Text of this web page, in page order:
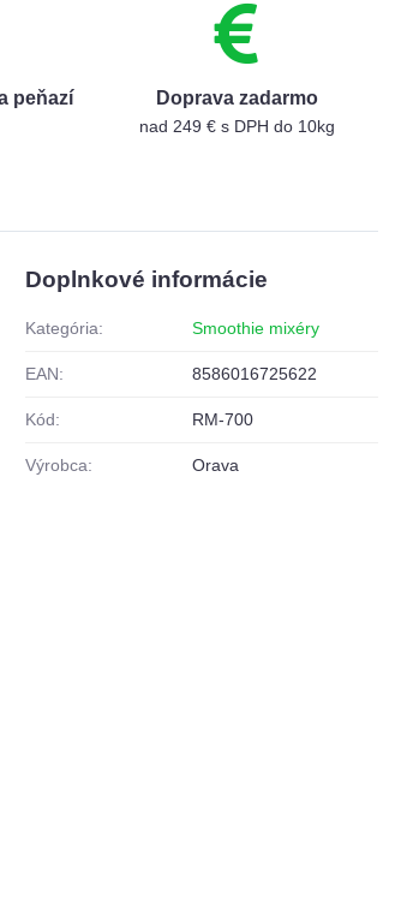
peňazí Doprava zadarmo
nad 249 € s DPH do 10kg
Doplnkové informácie
Kategória: Smoothie mixéry
EAN: 8586016725622
Kód: RM-700
Výrobca: Orava